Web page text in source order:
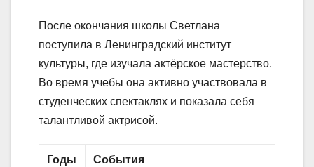
После окончания школы Светлана
поступила в Ленинградский институт
культуры, где изучала актёрское мастерство.
Во время учебы она активно участвовала в
студенческих спектаклях и показала себя
талантливой актрисой.
Годы События